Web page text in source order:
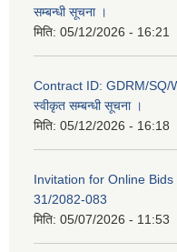
सम्बन्धी सूचना ।
मिति: 05/12/2026 - 16:21
Contract ID: GDRM/SQ/
स्वीकृत सम्बन्धी सूचना ।
मिति: 05/12/2026 - 16:18
Invitation for Online
31/2082-083
मिति: 05/07/2026 - 11:53